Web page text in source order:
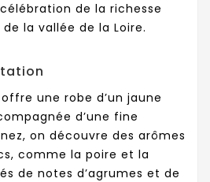
de la richesse
la vallée de la Loire.
une robe d’un jaune
d’une fine
on découvre des arômes
comme la poire et la
de notes d’agrumes et de